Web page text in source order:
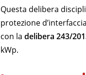
Questa delibera
protezione
con la delibera 243/
kWp.